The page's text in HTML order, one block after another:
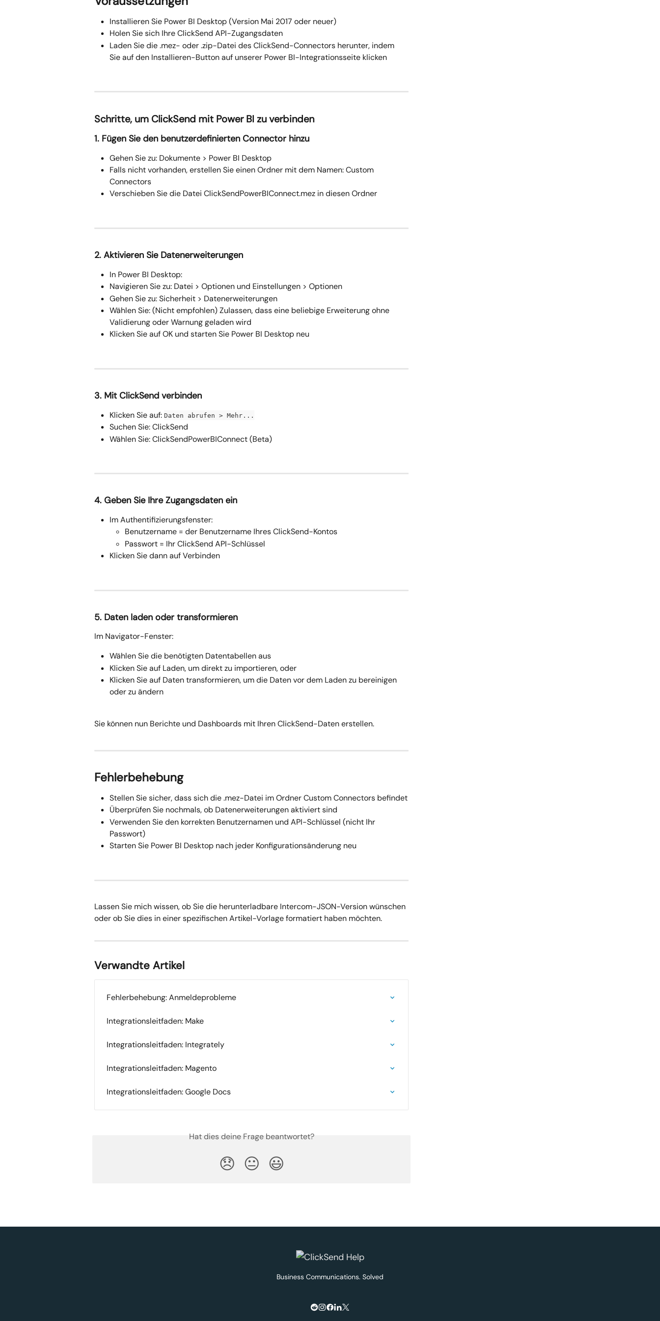
Installieren Sie Power BI Desktop (Version Mai 2017 oder neuer)
Holen Sie sich Ihre ClickSend API-Zugangsdaten
Laden Sie die .mez- oder .zip-Datei des ClickSend-Connectors herunter, indem
Sie auf den Installieren-Button auf unserer Power BI-Integrationsseite klicken
Schritte, um ClickSend mit Power BI zu verbinden
1. Fügen Sie den benutzerdefinierten Connector hinzu
Gehen Sie zu: Dokumente > Power BI Desktop
Falls nicht vorhanden, erstellen Sie einen Ordner mit dem Namen: Custom
Connectors
Verschieben Sie die Datei ClickSendPowerBIConnect.mez in diesen Ordner
2. Aktivieren Sie Datenerweiterungen
In Power BI Desktop:
Navigieren Sie zu: Datei > Optionen und Einstellungen > Optionen
Gehen Sie zu: Sicherheit > Datenerweiterungen
Wählen Sie: (Nicht empfohlen) Zulassen, dass eine beliebige Erweiterung ohne
Validierung oder Warnung geladen wird
Klicken Sie auf OK und starten Sie Power BI Desktop neu
3. Mit ClickSend verbinden
Klicken Sie auf: Daten abrufen > Mehr...
Suchen Sie: ClickSend
Wählen Sie: ClickSendPowerBIConnect (Beta)
4. Geben Sie Ihre Zugangsdaten ein
Im Authentifizierungsfenster:
Benutzername = der Benutzername Ihres ClickSend-Kontos
Passwort = Ihr ClickSend API-Schlüssel
Klicken Sie dann auf Verbinden
5. Daten laden oder transformieren
Im Navigator-Fenster:
Wählen Sie die benötigten Datentabellen aus
Klicken Sie auf Laden, um direkt zu importieren, oder
Klicken Sie auf Daten transformieren, um die Daten vor dem Laden zu bereinigen
oder zu ändern
Sie können nun Berichte und Dashboards mit Ihren ClickSend-Daten erstellen.
Fehlerbehebung
Stellen Sie sicher, dass sich die .mez-Datei im Ordner Custom Connectors befindet
Überprüfen Sie nochmals, ob Datenerweiterungen aktiviert sind
Verwenden Sie den korrekten Benutzernamen und API-Schlüssel (nicht Ihr
Passwort)
Starten Sie Power BI Desktop nach jeder Konfigurationsänderung neu
Lassen Sie mich wissen, ob Sie die herunterladbare Intercom-JSON-Version wünschen
oder ob Sie dies in einer spezifischen Artikel-Vorlage formatiert haben möchten.
Verwandte Artikel
Fehlerbehebung: Anmeldeprobleme
Integrationsleitfaden: Make
Integrationsleitfaden: Integrately
Integrationsleitfaden: Magento
Integrationsleitfaden: Google Docs
Hat dies deine Frage beantwortet?
😞 😐 😃
Business Communications. Solved